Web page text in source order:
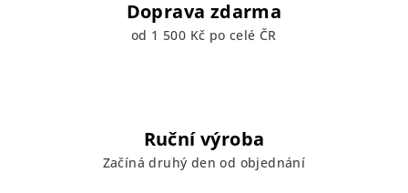
Doprava zdarma
od 1 500 Kč po celé ČR
Ruční výroba
Začíná druhý den od objednání